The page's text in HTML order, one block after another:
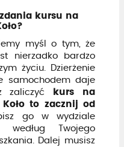
kursu na
myśl o tym, że
nierzadko bardzo
życiu. Dzierżenie
samochodem daje
zaliczyć
kurs na
to zacznij od
go w wydziale
według Twojego
Dalej musisz